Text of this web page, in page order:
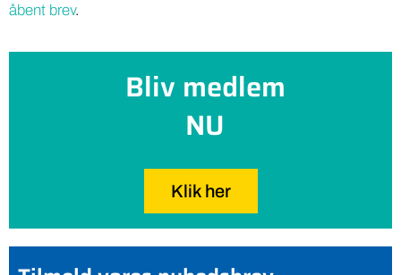
åbent brev.
Bliv medlem
NU
Klik her